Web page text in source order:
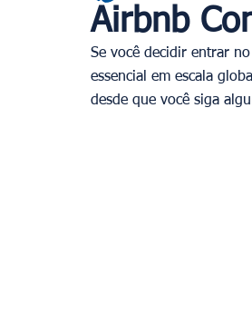
Airbnb
Se você decidir entrar
essencial em escala
desde que você siga